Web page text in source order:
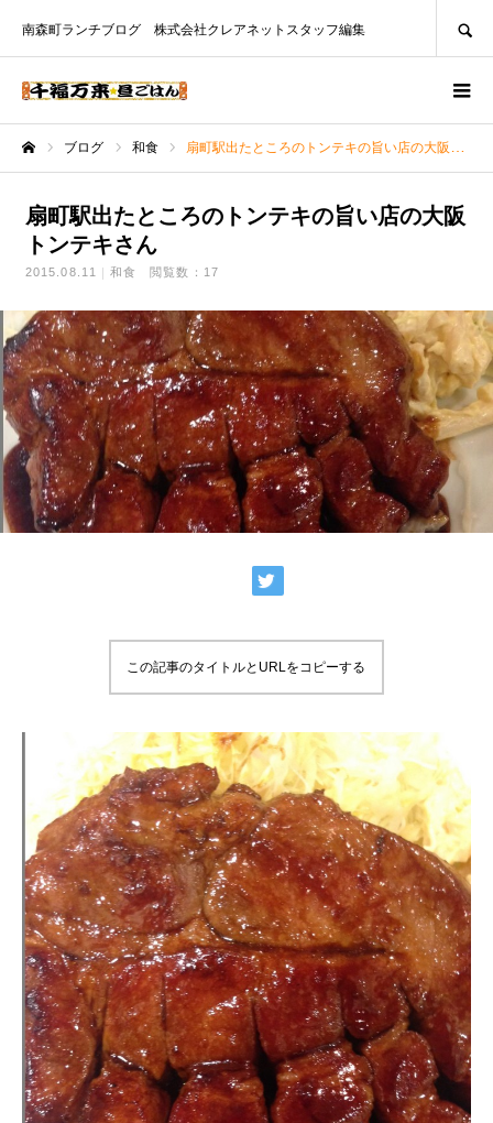
南森町ランチブログ 株式会社クレアネットスタッフ編集
ブログ 和食 扇町駅出たところのトンテキの旨い店の大阪トンテキさん
扇町駅出たところのトンテキの旨い店の大阪
トンテキさん
2015.08.11 和食 閲覧数：17
この記事のタイトルとURLをコピーする